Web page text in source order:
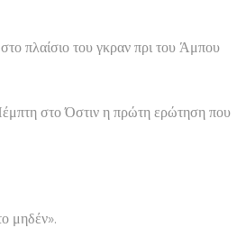
πλαίσιο του γκραν πρι του Άμπου
στο Όστιν η πρώτη ερώτηση που
μηδέν».